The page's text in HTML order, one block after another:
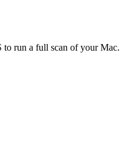
run a full scan of your Mac.